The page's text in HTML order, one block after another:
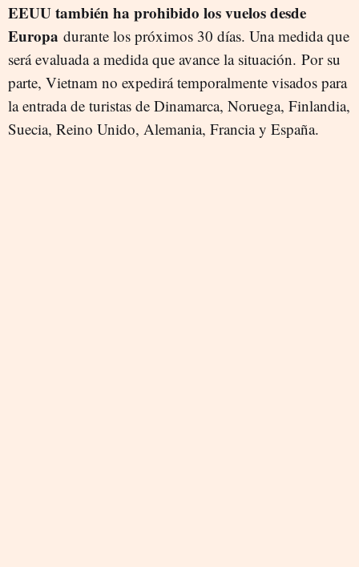
EEUU también ha prohibido los vuelos desde
Europa durante los próximos 30 días. Una medida que
será evaluada a medida que avance la situación. Por su
parte, Vietnam no expedirá temporalmente visados para
la entrada de turistas de Dinamarca, Noruega, Finlandia,
Suecia, Reino Unido, Alemania, Francia y España.